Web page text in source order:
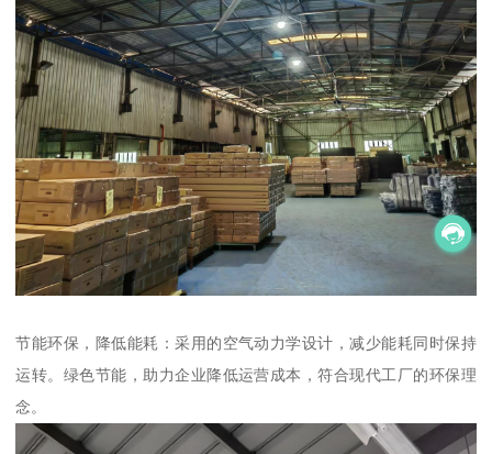
节能环保，降低能耗：采用的空气动力学设计，减少能耗同时保持
运转。绿色节能，助力企业降低运营成本，符合现代工厂的环保理
念。